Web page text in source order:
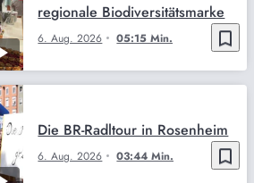
bookmark_border
6. Aug. 2026 05:15 Min.
regionale Biodiversitätsmarke
bookmark_border
6. Aug. 2026 03:44 Min.
Die BR-Radltour in Rosenheim